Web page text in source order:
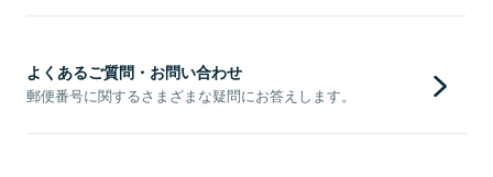
よくあるご質問・お問い合わせ
郵便番号に関するさまざまな疑問にお答えします。